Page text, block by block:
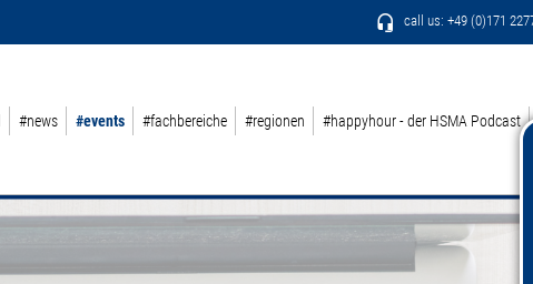
call us: +49 (0)171
#news #events #fachbereiche #regionen #happyhour - der HSMA Podcast